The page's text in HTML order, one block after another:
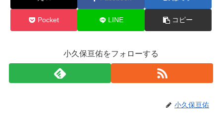
Pocket LINE コピー
小久保亘佑をフォローする
小久保亘佑